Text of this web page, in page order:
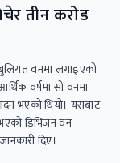
तीन करोड
वनमा लगाइएको
वर्षमा सो वनमा
भएको थियो। यसबाट
डिभिजन वन
दिए।